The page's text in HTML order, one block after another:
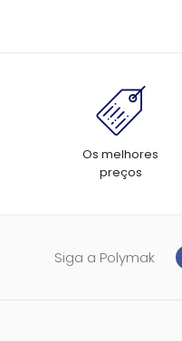
Os melhores
preços
Siga a Polymak